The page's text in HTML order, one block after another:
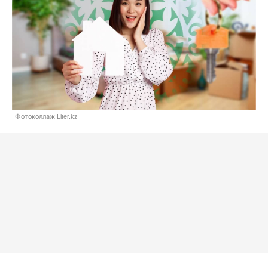
Фотоколлаж Liter.kz